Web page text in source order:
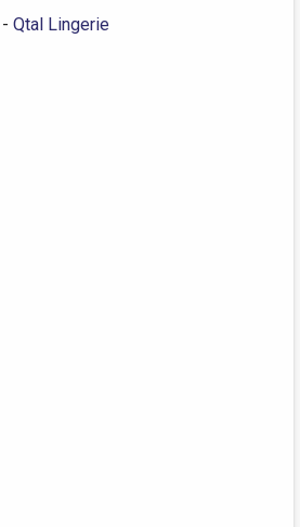
- Qtal Lingerie